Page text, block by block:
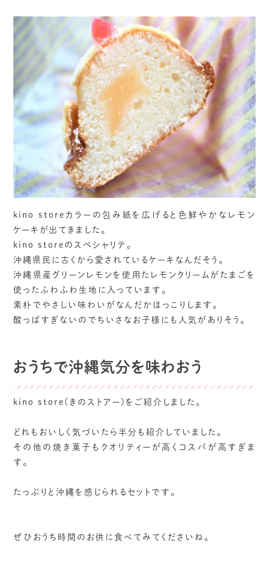
kino storeカラーの包み紙を広げると色鮮やかなレモン
ケーキが出てきました。
kino storeのスペシャリテ。
沖縄県民に古くから愛されているケーキなんだそう。
沖縄県産グリーンレモンを使用たレモンクリームがたまごを
使ったふわふわ生地に入っています。
素朴でやさしい味わいがなんだかほっこりします。
酸っぱすぎないのでちいさなお子様にも人気がありそう。
おうちで沖縄気分を味わおう
kino store(きのストアー)をご紹介しました。
どれもおいしく気づいたら半分も紹介していました。
その他の焼き菓子もクオリティーが高くコスパが高すぎま
す。
たっぷりと沖縄を感じられるセットです。
ぜひおうち時間のお供に食べてみてくださいね。